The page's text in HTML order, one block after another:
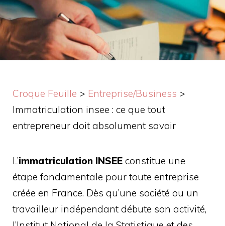
Croque Feuille > Entreprise/Business >
Immatriculation insee : ce que tout
entrepreneur doit absolument savoir
L’immatriculation INSEE constitue une
étape fondamentale pour toute entreprise
créée en France. Dès qu’une société ou un
travailleur indépendant débute son activité,